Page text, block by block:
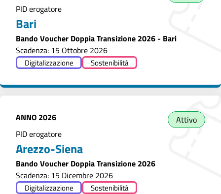
PID erogatore
Bari
Bando Voucher Doppia Transizione 2026 - Bari
Scadenza: 15 Ottobre 2026
Digitalizzazione Sostenibilità
ANNO 2026
Attivo
PID erogatore
Arezzo-Siena
Bando Voucher Doppia Transizione 2026
Scadenza: 15 Dicembre 2026
Digitalizzazione Sostenibilità